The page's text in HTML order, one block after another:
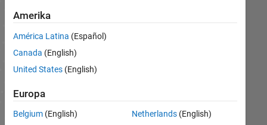
Ihrer
Bewerbung
Hier
Sie
nützliche
Antworten
Amerika
América Latina (Español)
Canada (English)
United States (English)
Europa
Belgium (English)
Netherlands(English)